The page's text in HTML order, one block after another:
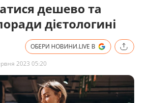
дешево та
дієтологині
ОБЕРИ НОВИНИ.LIVE В
2023 05:20